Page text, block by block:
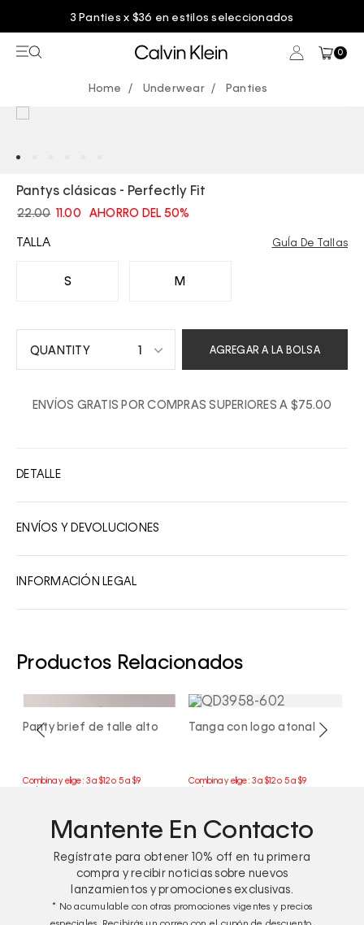
3 Panties x $36 en estilos seleccionados
0
Underwear Panties
Pantys clásicas - Perfectly Fit
22.00 11.00 AHORRO DEL 50%
TALLA
S M
GuÍa De Tallas
1
2
AGREGAR A LA BOLSA
ENVÍOS GRATIS POR COMPRAS SUPERIORES A $75.00
DETALLE
ENVÍOS Y DEVOLUCIONES
INFORMACIÓN LEGAL
Productos Relacionados
Panty brief de talle alto Tanga con logo atonal
Mantente En Contacto
Regístrate para obtener 10% off en tu primera
compra y recibir noticias sobre nuevos
lanzamientos y promociones exclusivas.
* No acumulable con otras promociones vigentes y precios